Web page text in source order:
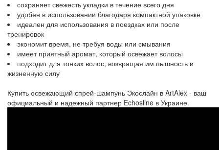
сохраняет свежесть укладки в течение всего дня
удобен в использовании благодаря компактной упаковке
идеален для использования в поездках или после
тренировок
экономит время, не требуя воды или смывания
имеет приятный аромат, который освежает волосы
подходит для тонких волос, возвращая им пышность и
жизненную силу
Купить освежающий спрей-шампунь Экослайн в ArtAlex - ваш
официальный и надежный партнер Echosline в Украине.